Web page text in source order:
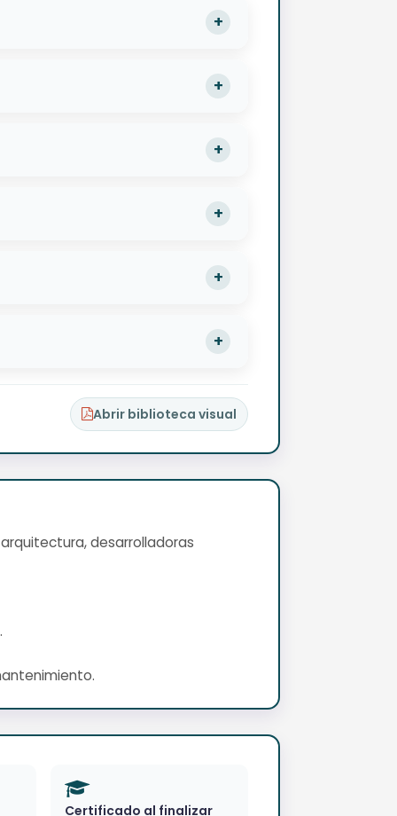
Abrir biblioteca visual
desarrolladoras
Certificado al finalizar